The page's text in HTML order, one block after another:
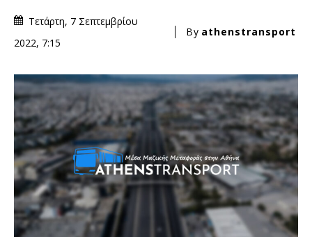
Τετάρτη, 7 Σεπτεμβρίου
2022, 7:15
By athenstransport